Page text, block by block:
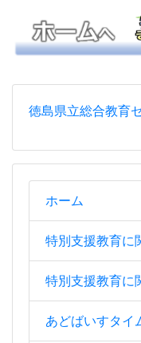
徳島県立総合教育
ホーム
特別支援教育に
特別支援教育に
あどばいすタイ